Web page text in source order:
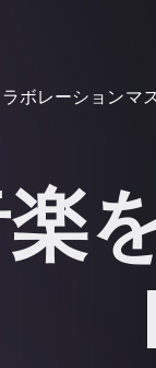
ラボレーションマ